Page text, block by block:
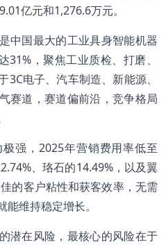
亿元和1,276.6万元。
中国最大的工业具身智能机器
31%，聚焦工业质检、打磨、
电子、汽车制造、新能源、
赛道，赛道偏前沿，竞争格局
强，2025年营销费用率低至
、珞石的14.49%，以及翼
的客户粘性和获客效率，无需
维持稳定增长。
潜在风险，最核心的风险在于